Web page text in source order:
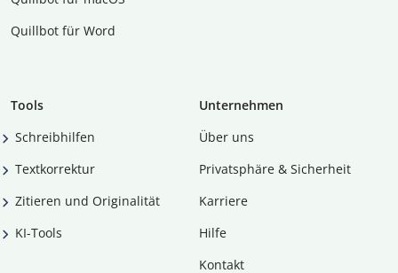
Quillbot für Word
Tools
Schreibhilfen
Textkorrektur
Zitieren und Originalität
KI-Tools
Unternehmen
Über uns
Privatsphäre & Sicherheit
Karriere
Hilfe
Kontakt